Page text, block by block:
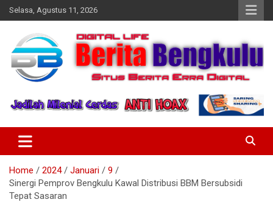
Skip
to
Selasa, Agustus 11, 2026
Beritabengkulu.id
Home 2024 Januari
9
Sinergi Pemprov Bengkulu Kawal Distribusi BBM Bersubsidi
Tepat Sasaran